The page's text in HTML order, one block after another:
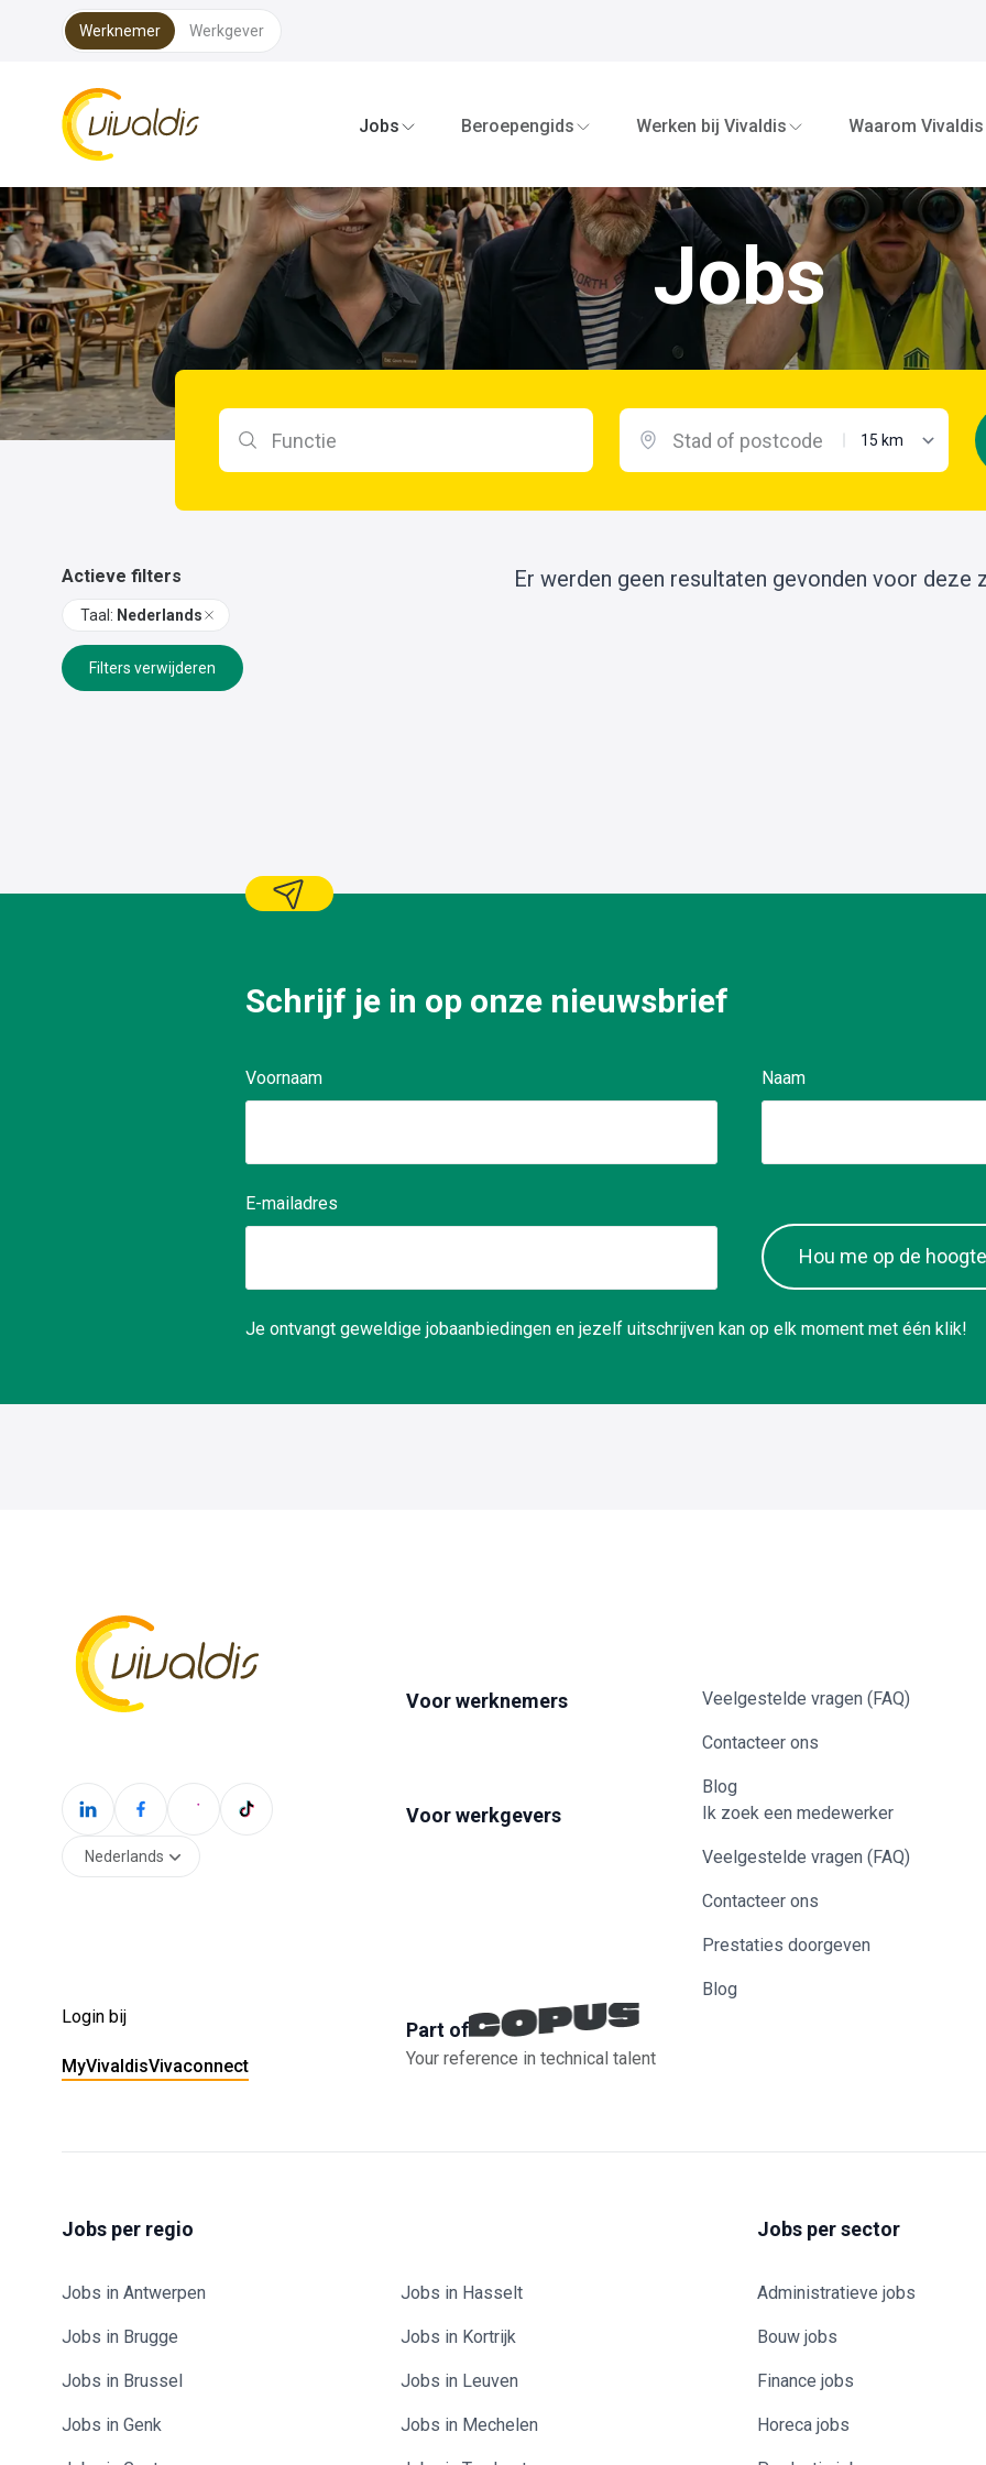
Werknemer Werkgever
Vivaldis Interim
Jobs
Beroepengids Werken bij Vivaldis Waarom Vivaldis
Jobs
Zoeken op functie maximale afstand
Actieve filters
Taal : Nederlands
Filters verwijderen
Er werden geen resultaten gevonden voor deze
Schrijf je in op onze nieuwsbrief
Voornaam Naam
E-mailadres
Hou me op de hoogte
Je ontvangt geweldige jobaanbiedingen en jezelf uitschrijven kan op elk moment met één klik!
Nederlands
Login bij
MyVivaldisVivaconnect
Voor werknemers Veelgestelde vragen (FAQ)
Contacteer ons
Blog
Voor werkgevers Ik zoek een medewerker
Veelgestelde vragen (FAQ)
Contacteer ons
Prestaties doorgeven
Blog
Part of
Your reference in technical talent
Jobs per regio
Jobs in Antwerpen
Jobs in Brugge
Jobs in Brussel
Jobs in Genk
Jobs in Hasselt
Jobs in Kortrijk
Jobs in Leuven
Jobs in Mechelen
Jobs per sector
Administratieve jobs
Bouw jobs
Finance jobs
Horeca jobs